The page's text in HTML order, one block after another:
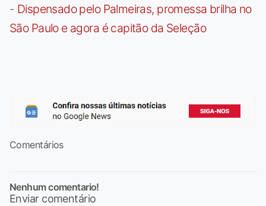
- Dispensado pelo Palmeiras, promessa brilha no
São Paulo e agora é capitão da Seleção
Comentários
Nenhum comentario!
Enviar comentário